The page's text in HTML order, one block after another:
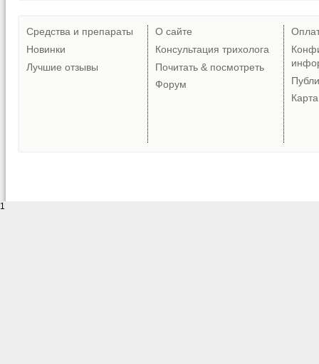
Средства и препараты
Новинки
Лучшие отзывы
О сайте
Консультация трихолога
Почитать & посмотреть
Форум
1